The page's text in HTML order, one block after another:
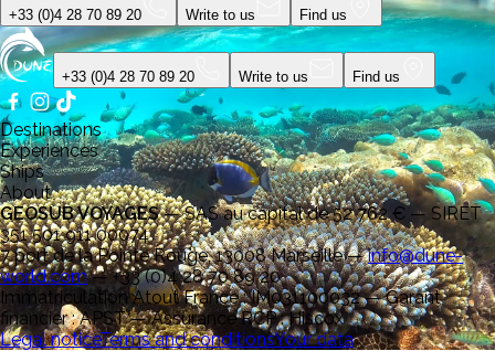
+33 (0)4 28 70 89 20 Write to us Find us
+33 (0)4 28 70 89 20 Write to us Find us
Destinations
Experiences
Ships
About
GEOSUB VOYAGES—SAS au capital de 52 762 € — SIRET
351 501 911 00074
7 port de la Pointe Rouge, 13008 Marseille—info@dune-
world.com—+33 (0)4 28 70 89 20
Immatriculation Atout France : IM031100032 — Garant
financier : APST — Assurance RCP : Hiscox
Legal noticeTerms and conditionsYour data